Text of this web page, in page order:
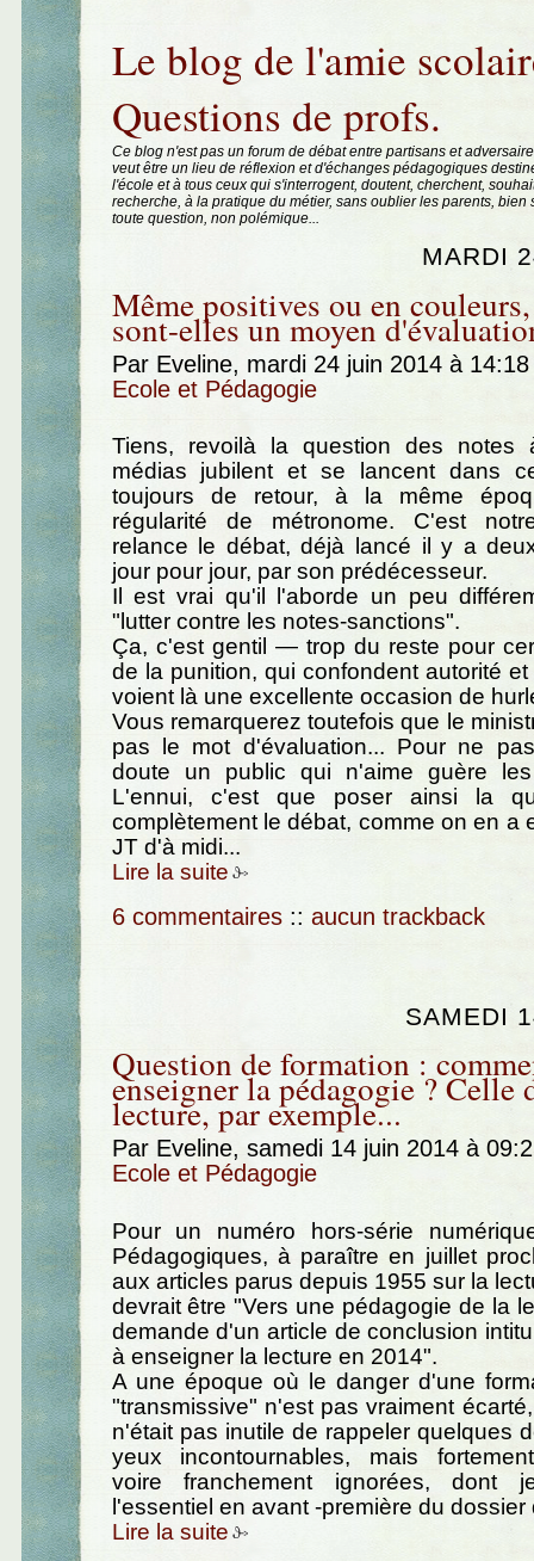
Le blog de l'amie
Questions de profs.
Ce blog n'est pas un forum de débat entre partisans et
veut être un lieu de réflexion et d'échanges pédagogiques
l'école et à tous ceux qui s'interrogent, doutent, cherchent,
recherche, à la pratique du métier, sans oublier les parents, bien
toute question, non polémique...
MARDI
Même positives ou en
sont-elles un moyen
Par Eveline, mardi 24 juin 2014 à
Ecole et Pédagogie
Tiens, revoilà la question des
médias jubilent et se lancent dans
toujours de retour, à la même
régularité de métronome. C'est
relance le débat, déjà lancé il y a
jour pour jour, par son prédécesseur.
Il est vrai qu'il l'aborde un peu
"lutter contre les notes-sanctions".
Ça, c'est gentil — trop du reste pour
de la punition, qui confondent autorité
voient là une excellente occasion de
Vous remarquerez toutefois que le
pas le mot d'évaluation... Pour ne
doute un public qui n'aime guère
L'ennui, c'est que poser ainsi la
complètement le débat, comme on en a
JT d'à midi...
Lire la suite
6 commentaires :: aucun trackback
SAMEDI
Question de formation :
enseigner la pédagogie ? Celle
lecture, par exemple...
Par Eveline, samedi 14 juin 2014 à
Ecole et Pédagogie
Pour un numéro hors-série
Pédagogiques, à paraître en juillet
aux articles parus depuis 1955 sur la
devrait être "Vers une pédagogie de la
demande d'un article de conclusion
à enseigner la lecture en 2014".
A une époque où le danger d'une
"transmissive" n'est pas vraiment
n'était pas inutile de rappeler quelques
yeux incontournables, mais
voire franchement ignorées, dont
l'essentiel en avant -première du dossier
Lire la suite